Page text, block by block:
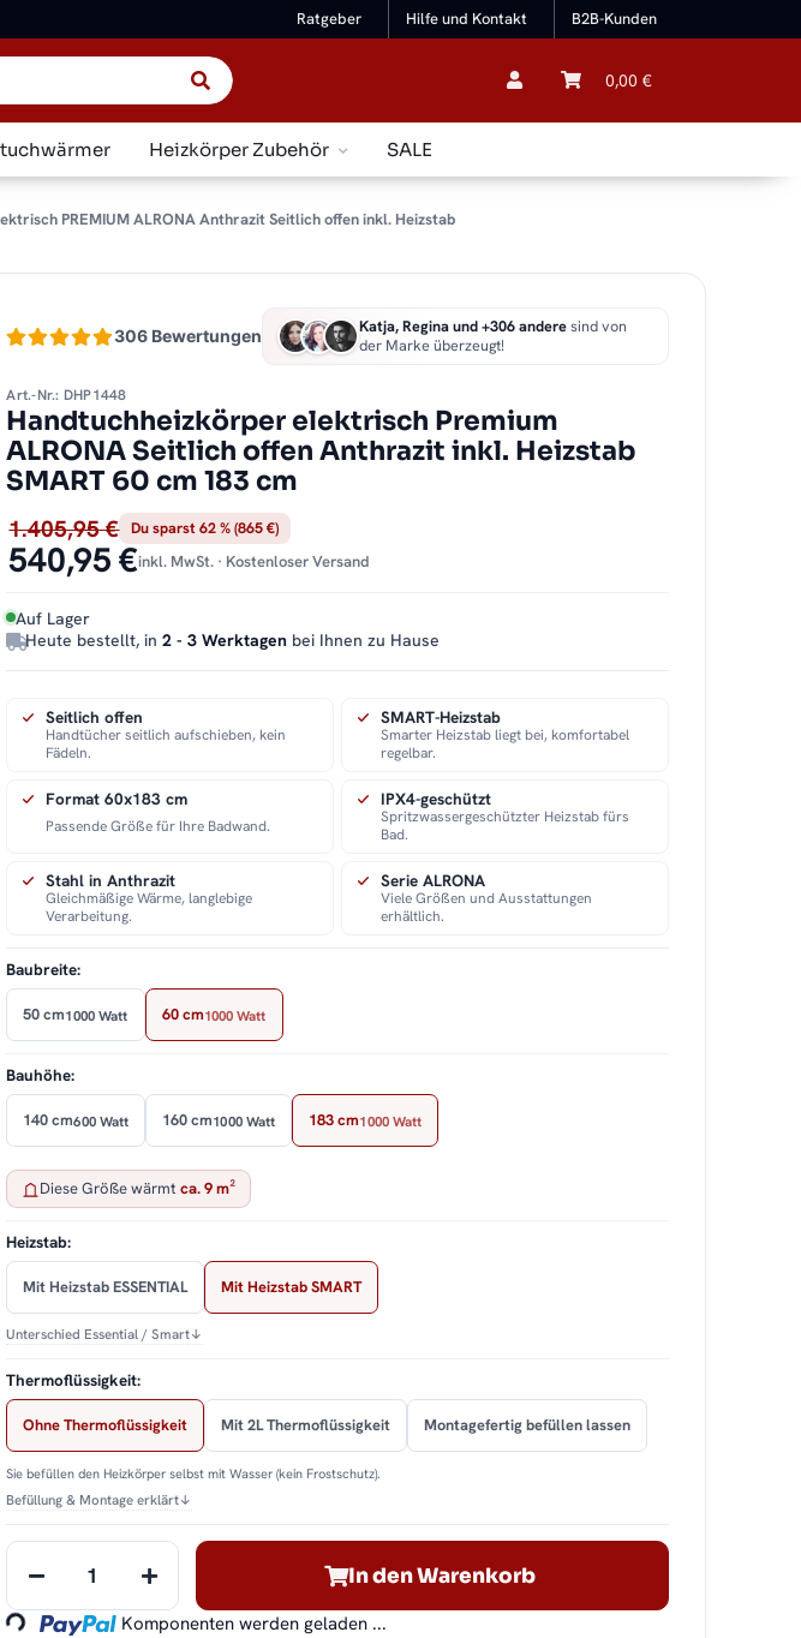
Ratgeber Hilfe und Kontakt B2B-Kunden
0,00 €
Heizkörper Zubehör SALE
PREMIUM ALRONA Anthrazit Seitlich offen inkl. Heizstab
306 Bewertungen Katja, Regina und +306 anderesind von
der Marke überzeugt!
Art.-Nr.: DHP1448
Handtuchheizkörper elektrisch Premium
ALRONA Seitlich offen Anthrazit inkl. Heizstab
SMART 60 cm 183 cm
1.405,95 € Du sparst 62 % (865 €)
540,95 €inkl. MwSt. · Kostenloser Versand
Auf Lager
Heute bestellt, in2 - 3 Werktagen bei Ihnen zu Hause
Seitlich offen
Handtücher seitlich aufschieben, kein
Fädeln.
SMART-Heizstab
Smarter Heizstab liegt bei, komfortabel
regelbar.
Format 60x183 cm
Passende Größe für Ihre Badwand.
IPX4-geschützt
Spritzwassergeschützter Heizstab fürs
Bad.
Stahl in Anthrazit
Gleichmäßige Wärme, langlebige
Verarbeitung.
Serie ALRONA
Viele Größen und Ausstattungen
erhältlich.
Baubreite:
50 cm1000 Watt 60 cm1000 Watt
Bauhöhe:
140 cm600 Watt 160 cm1000 Watt 183 cm1000 Watt
Diese Größe wärmtca. 9 m²
Heizstab:
Mit Heizstab ESSENTIAL Mit Heizstab SMART
Unterschied Essential / Smart↓
Thermoflüssigkeit:
Ohne Thermoflüssigkeit Mit 2L Thermoflüssigkeit Montagefertig befüllen lassen
Sie befüllen den Heizkörper selbst mit Wasser (kein Frostschutz).
Befüllung & Montage erklärt↓
In den Warenkorb
Loading... Komponenten werden geladen ...